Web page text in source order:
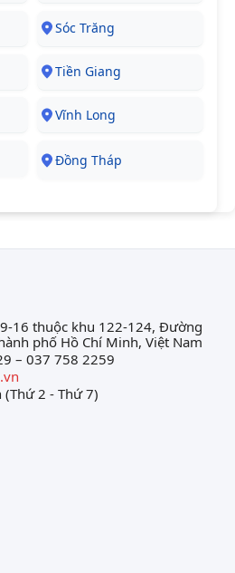
Sóc Trăng
Tiền Giang
Vĩnh Long
Đồng Tháp
16 thuộc khu 122-124, Đường
phố Hồ Chí Minh, Việt Nam
– 037 758 2259
(Thứ 2 - Thứ 7)